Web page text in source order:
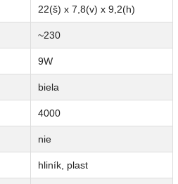
22(š) x 7,8(v) x 9,2(h)
~230
9W
biela
4000
nie
hliník, plast